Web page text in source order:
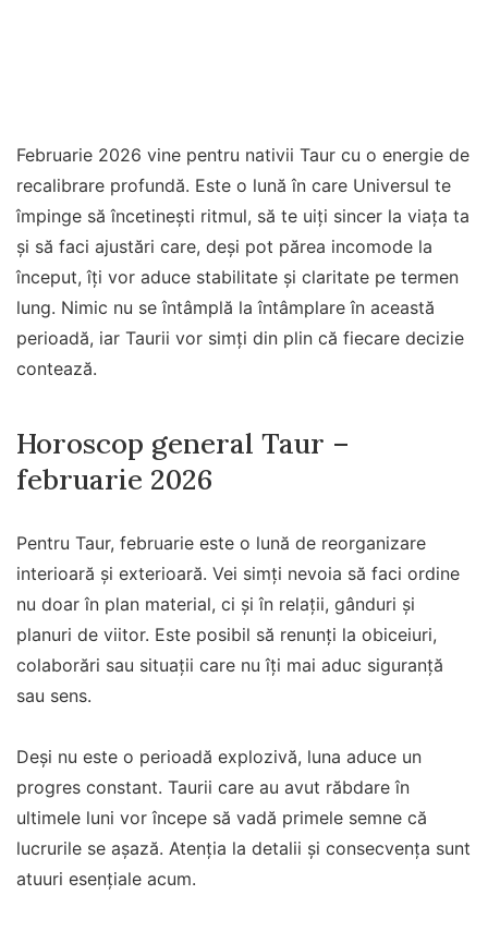
Februarie 2026 vine pentru nativii Taur cu o energie de
recalibrare profundă. Este o lună în care Universul te
împinge să încetinești ritmul, să te uiți sincer la viața ta
și să faci ajustări care, deși pot părea incomode la
început, îți vor aduce stabilitate și claritate pe termen
lung. Nimic nu se întâmplă la întâmplare în această
perioadă, iar Taurii vor simți din plin că fiecare decizie
contează.
Horoscop general Taur –
februarie 2026
Pentru Taur, februarie este o lună de reorganizare
interioară și exterioară. Vei simți nevoia să faci ordine
nu doar în plan material, ci și în relații, gânduri și
planuri de viitor. Este posibil să renunți la obiceiuri,
colaborări sau situații care nu îți mai aduc siguranță
sau sens.
Deși nu este o perioadă explozivă, luna aduce un
progres constant. Taurii care au avut răbdare în
ultimele luni vor începe să vadă primele semne că
lucrurile se așază. Atenția la detalii și consecvența sunt
atuuri esențiale acum.